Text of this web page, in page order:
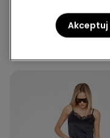
Prążkowanej Bawełny
14,99 zł
Najniższa cena z 30 dni przed
Akceptuj